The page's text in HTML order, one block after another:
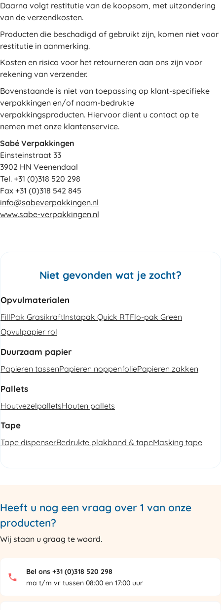
Daarna volgt restitutie van de koopsom, met uitzondering
van de verzendkosten.
Producten die beschadigd of gebruikt zijn, komen niet voor
restitutie in aanmerking.
Kosten en risico voor het retourneren aan ons zijn voor
rekening van verzender.
Bovenstaande is niet van toepassing op klant-specifieke
verpakkingen en/of naam-bedrukte
verpakkingsproducten. Hiervoor dient u contact op te
nemen met onze klantenservice.
Sabé Verpakkingen
Einsteinstraat 33
3902 HN Veenendaal
Tel. +31 (0)318 520 298
Fax +31 (0)318 542 845
info@sabeverpakkingen.nl
www.sabe-verpakkingen.nl
Niet gevonden wat je zocht?
Opvulmaterialen
FillPak GrasikraftInstapak Quick RTFlo-pak Green
Opvulpapier rol
Duurzaam papier
Papieren tassenPapieren noppenfoliePapieren zakken
Pallets
HoutvezelpalletsHouten pallets
Tape
Tape dispenserBedrukte plakband & tapeMasking tape
Heeft u nog een vraag over 1 van onze
producten?
Wij staan u graag te woord.
Bel ons +31 (0)318 520 298
ma t/m vr tussen 08:00 en 17:00 uur